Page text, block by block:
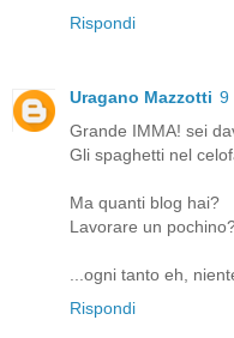
Rispondi
Uragano Mazzotti 9
Grande IMMA! sei
Gli spaghetti nel
Ma quanti blog hai?
Lavorare un
...ogni tanto eh,
Rispondi